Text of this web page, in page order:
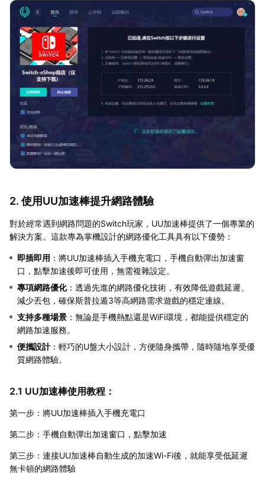
2. 使用UU加速棒提升網路體驗
對於經常遇到網路問題的Switch玩家，UU加速棒提供了一個專業的
解決方案。這款專為掌機設計的網路優化工具具有以下優勢：
即插即用 ：將UU加速棒插入手機充電口，手機自動彈出加速窗
口，點擊加速後即可使用，無需複雜設定。
專項網路優化：透過先進的網路優化技術，有效降低遊戲延遲、
減少丟包，確保斯普拉遁3等高網路需求遊戲的穩定連線。
支持多種場景 ：無論是手機熱點還是WiFi環境，都能提供穩定的
網路加速服務。
便攜設計：輕巧的U盤大小設計，方便隨身攜帶，隨時隨地享受優
質網路體驗。
2.1 UU加速棒使用教程：
第一步：將UU加速棒插入手機充電口
第二步：手機自動彈出加速窗口，點擊加速
第三步：連接UU加速棒自動生成的加速Wi-Fi後，就能享受低延遲
無卡頓的網路體驗